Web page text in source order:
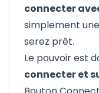
connecter
simplement
serez prêt.
Le pouvoir est
connecter et